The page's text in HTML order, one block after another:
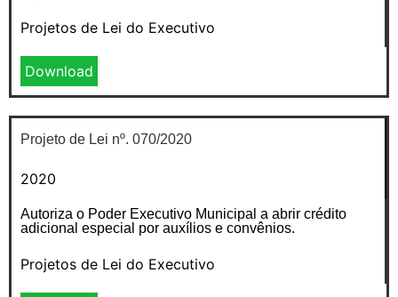
Projetos de Lei do Executivo
Download
Projeto de Lei nº. 070/2020
2020
Autoriza o Poder Executivo Municipal a abrir crédito
adicional especial por auxílios e convênios.
Projetos de Lei do Executivo